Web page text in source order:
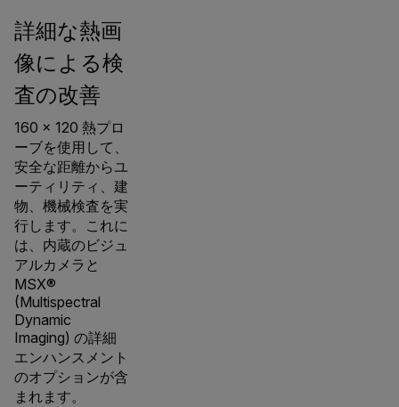
詳細な熱画
像による検
査の改善
160 × 120 熱プロ
ーブを使用して、
安全な距離からユ
ーティリティ、建
物、機械検査を実
行します。これに
は、内蔵のビジュ
アルカメラと
MSX®
(Multispectral
Dynamic
Imaging) の詳細
エンハンスメント
のオプションが含
まれます。